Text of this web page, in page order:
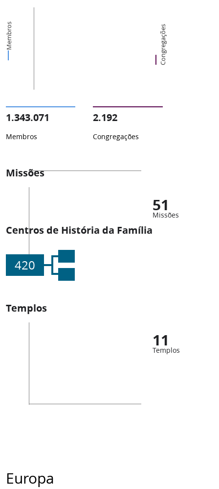
Membros Congregações
1.343.071
Membros
2.192
Congregações
Missões
51
Missões
Centros de História da Família
420
Templos
11
Templos
Europa